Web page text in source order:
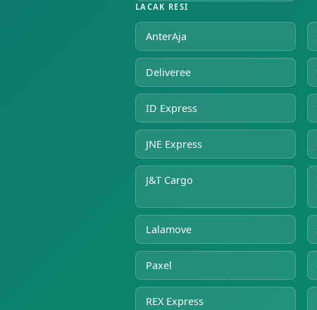
LACAK RESI
AnterAja
Deliveree
ID Express
JNE Express
J&T Cargo
Lalamove
Paxel
REX Express